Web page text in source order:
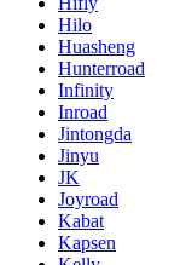
Hilo
Huasheng
Hunterroad
Infinity
Inroad
Jintongda
Jinyu
JK
Joyroad
Kabat
Kapsen